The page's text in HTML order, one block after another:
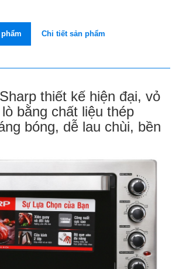
Chi tiết sản phẩm
thiết kế hiện đại, vỏ
bằng chất liệu thép
bóng, dễ lau chùi, bền